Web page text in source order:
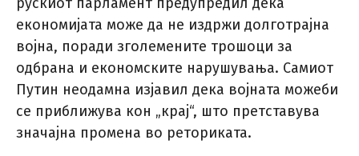
рускиот парламент предупредил дека
економијата може да не издржи долготрајна
војна, поради зголемените трошоци за
одбрана и економските нарушувања. Самиот
Путин неодамна изјавил дека војната можеби
се приближува кон „крај“, што претставува
значајна промена во реториката.